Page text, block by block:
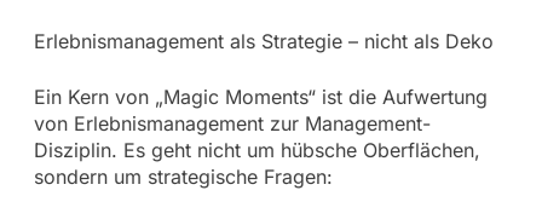
Erlebnismanagement als Strategie – nicht als Deko
Ein Kern von „Magic Moments“ ist die Aufwertung
von Erlebnismanagement zur Management-
Disziplin. Es geht nicht um hübsche Oberflächen,
sondern um strategische Fragen: